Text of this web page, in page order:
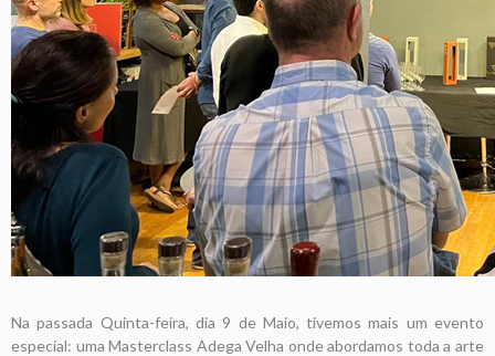
Na passada Quinta-feira, dia 9 de Maio, tivemos mais um evento
especial: uma Masterclass Adega Velha onde abordamos toda a arte